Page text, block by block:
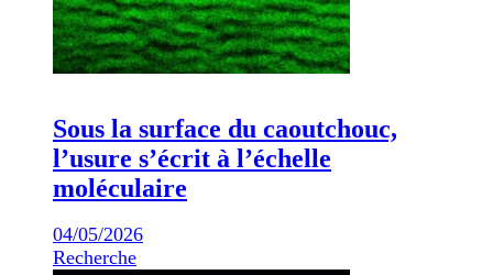
Sous la surface du caoutchouc,
l’usure s’écrit à l’échelle
moléculaire
04/05/2026
Recherche